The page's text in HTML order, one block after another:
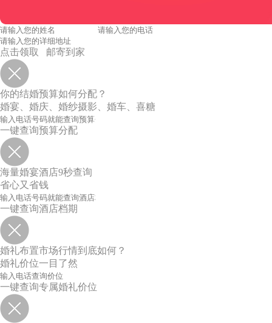
点击领取 邮寄到家
你的结婚预算如何分配？
婚宴、婚庆、婚纱摄影、婚车、喜糖
一键查询预算分配
海量婚宴酒店9秒查询
省心又省钱
一键查询酒店档期
婚礼布置市场行情到底如何？
婚礼价位一目了然
一键查询专属婚礼价位